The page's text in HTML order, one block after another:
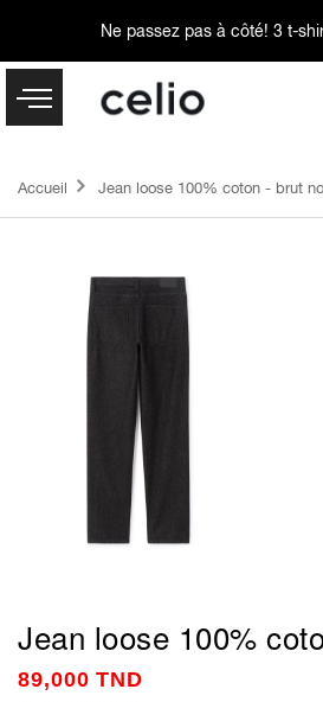
Ne passez pas à côté! 3 t-
Accueil Jean loose 100% coton - brut
Jean loose 100%
89,000 TND